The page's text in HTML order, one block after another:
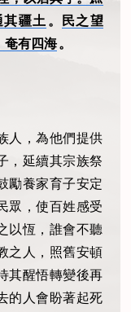
其疆土 。
民之望
奄有四海 。
人，為他們提供
，延續其宗族祭
勵養家育子安定
眾，使百姓感受
以恆，誰會不聽
之人，照舊安頓
其醒悟轉變後再
的人會盼著起死